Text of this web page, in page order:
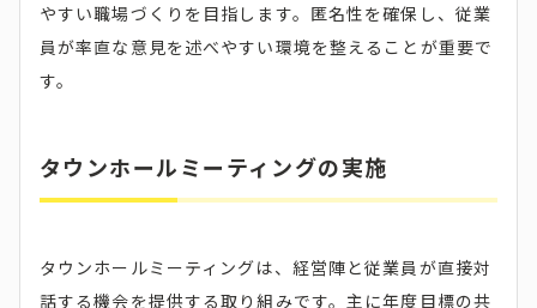
やすい職場づくりを目指します。匿名性を確保し、従業
員が率直な意見を述べやすい環境を整えることが重要で
す。
タウンホールミーティングの実施
タウンホールミーティングは、経営陣と従業員が直接対
話する機会を提供する取り組みです。主に年度目標の共